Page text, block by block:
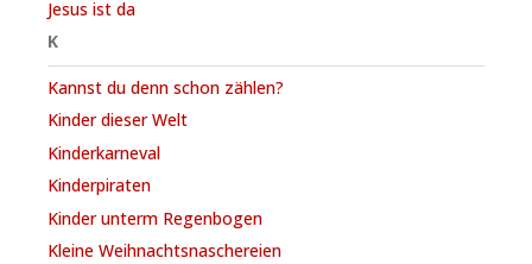
Jesus ist da
K
Kannst du denn schon zählen?
Kinder dieser Welt
Kinderkarneval
Kinderpiraten
Kinder unterm Regenbogen
Kleine Weihnachtsnaschereien